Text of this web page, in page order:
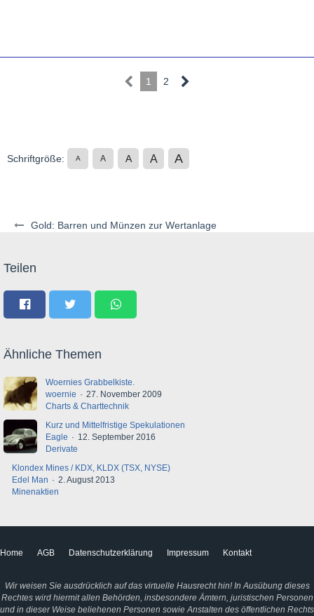
Gold: Barren und Münzen zur Wertanlage
1 2
Schriftgröße: A A A A A
Teilen
Ähnliche Themen
Woernies Grabbelkiste.
woernie
27. November 2009
Charts & Charttechnik
Kurz und Mittelfristige Spekulationen
Eagle
12. September 2016
Derivate
Klondex Mines / KDX, KLDX (TSX, NYSE)
Edel Man
2. August 2013
Minenaktien
Home AGB Datenschutzerklärung Impressum Kontakt
Wir weisen Sie ausdrücklich auf das virtuelle Hausrecht hin! In Ausübung dieses
Rechtes wird hiermit allen Behörden, insbesondere Ämtern, juristischen Personen
und in dieser Weise beliehenen Personen sowie Anstalten des öffentlichen Rechts